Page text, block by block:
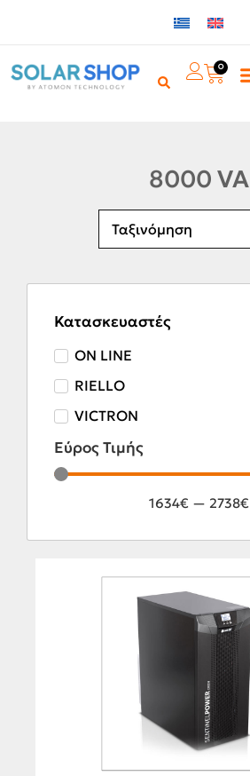
0
8000 VA
Κατασκευαστές
ON LINE
RIELLO
VICTRON
Εύρος Τιμής
1634€ — 2738€